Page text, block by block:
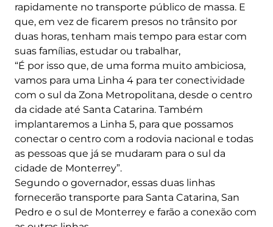
rapidamente no transporte público de massa. E
que, em vez de ficarem presos no trânsito por
duas horas, tenham mais tempo para estar com
suas famílias, estudar ou trabalhar,
“É por isso que, de uma forma muito ambiciosa,
vamos para uma Linha 4 para ter conectividade
com o sul da Zona Metropolitana, desde o centro
da cidade até Santa Catarina. Também
implantaremos a Linha 5, para que possamos
conectar o centro com a rodovia nacional e todas
as pessoas que já se mudaram para o sul da
cidade de Monterrey”.
Segundo o governador, essas duas linhas
fornecerão transporte para Santa Catarina, San
Pedro e o sul de Monterrey e farão a conexão com